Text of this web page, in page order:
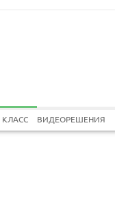
КЛАСС ВИДЕОРЕШЕНИЯ